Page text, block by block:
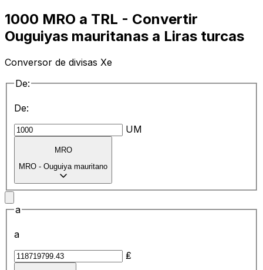
1000 MRO a TRL - Convertir
Ouguiyas mauritanas a Liras turcas
Conversor de divisas Xe
De:
De:
UM
MRO
MRO - Ouguiya mauritano
a
a
₤